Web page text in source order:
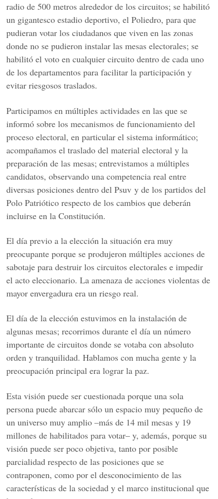
radio de 500 metros alrededor de los circuitos; se habilitó
un gigantesco estadio deportivo, el Poliedro, para que
pudieran votar los ciudadanos que viven en las zonas
donde no se pudieron instalar las mesas electorales; se
habilitó el voto en cualquier circuito dentro de cada uno
de los departamentos para facilitar la participación y
evitar riesgosos traslados.
Participamos en múltiples actividades en las que se
informó sobre los mecanismos de funcionamiento del
proceso electoral, en particular el sistema informático;
acompañamos el traslado del material electoral y la
preparación de las mesas; entrevistamos a múltiples
candidatos, observando una competencia real entre
diversas posiciones dentro del Psuv y de los partidos del
Polo Patriótico respecto de los cambios que deberán
incluirse en la Constitución.
El día previo a la elección la situación era muy
preocupante porque se produjeron múltiples acciones de
sabotaje para destruir los circuitos electorales e impedir
el acto eleccionario. La amenaza de acciones violentas de
mayor envergadura era un riesgo real.
El día de la elección estuvimos en la instalación de
algunas mesas; recorrimos durante el día un número
importante de circuitos donde se votaba con absoluto
orden y tranquilidad. Hablamos con mucha gente y la
preocupación principal era lograr la paz.
Esta visión puede ser cuestionada porque una sola
persona puede abarcar sólo un espacio muy pequeño de
un universo muy amplio –más de 14 mil mesas y 19
millones de habilitados para votar– y, además, porque su
visión puede ser poco objetiva, tanto por posible
parcialidad respecto de las posiciones que se
contraponen, como por el desconocimiento de las
características de la sociedad y el marco institucional que